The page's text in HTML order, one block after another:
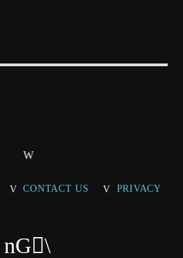
CONTACT US
PRIVACY